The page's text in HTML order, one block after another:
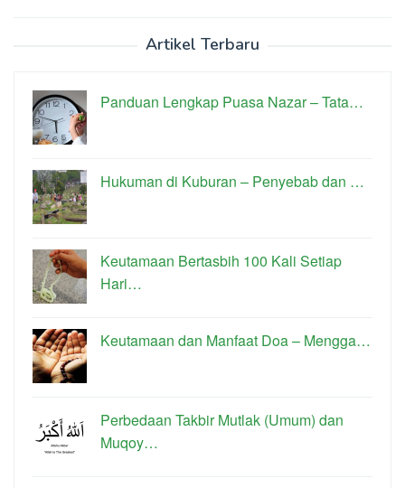
Artikel Terbaru
Panduan Lengkap Puasa Nazar – Tata…
Hukuman di Kuburan – Penyebab dan …
Keutamaan Bertasbih 100 Kali Setiap
Hari…
Keutamaan dan Manfaat Doa – Mengga…
Perbedaan Takbir Mutlak (Umum) dan
Muqoy…